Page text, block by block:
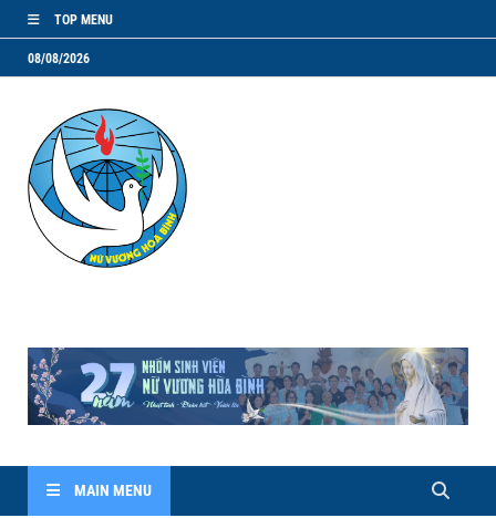
TOP MENU
08/08/2026
MAIN MENU